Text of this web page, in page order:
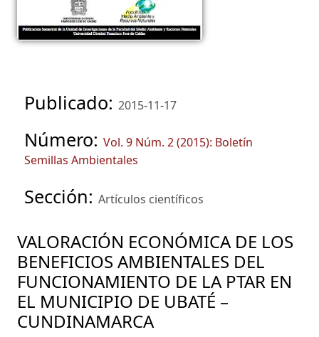
Publicado: 2015-11-17
Número: Vol. 9 Núm. 2 (2015): Boletín
Semillas Ambientales
Sección: Artículos científicos
VALORACIÓN ECONÓMICA DE LOS
BENEFICIOS AMBIENTALES DEL
FUNCIONAMIENTO DE LA PTAR EN
EL MUNICIPIO DE UBATÉ –
CUNDINAMARCA